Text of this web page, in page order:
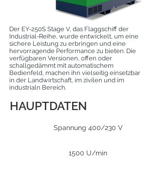
Der EY-250S Stage V, das Flaggschiff der
Industrial-Reihe, wurde entwickelt, um eine
sichere Leistung zu erbringen und eine
hervorragende Performance zu bieten. Die
verfügbaren Versionen, offen oder
schallgedämmt mit automatischem
Bedienfeld, machen ihn vielseitig einsetzbar
in der Landwirtschaft, im zivilen und im
industrialn Bereich.
HAUPTDATEN
Spannung 400/230 V
1500 U/min